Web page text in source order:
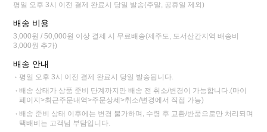
평일 오후 3시 이전 결제 완료시 당일 발송(주말, 공휴일 제외)
배송 비용
3,000원 / 50,000원 이상 결제 시 무료배송(제주도, 도서산간지역 배송비
3,000원 추가)
배송 안내
평일 오후 3시 이전 결제 완료시 당일 발송됩니다.
배송 상태가 상품 준비 단계까지만 배송 전 취소/변경이 가능합니다.(마이
페이지>최근주문내역>주문상세>취소/변경에서 직접 가능)
배송 준비 상태 이후에는 변경 불가하며, 수령 후 교환/반품으로만 처리되며
택배비는 고객님 부담입니다.